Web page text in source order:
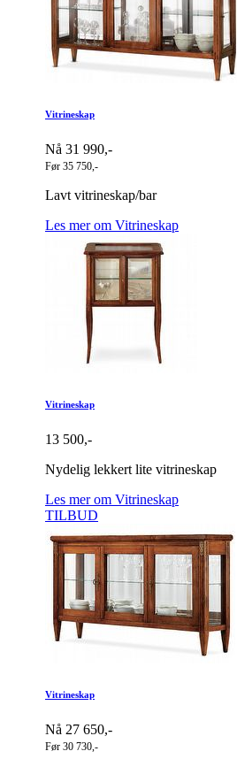
Vitrineskap
Nå 31 990,-
Før 35 750,-
Lavt vitrineskap/bar
Les mer om Vitrineskap
Vitrineskap
13 500,-
Nydelig lekkert lite vitrineskap
Les mer om Vitrineskap
TILBUD
Vitrineskap
Nå 27 650,-
Før 30 730,-